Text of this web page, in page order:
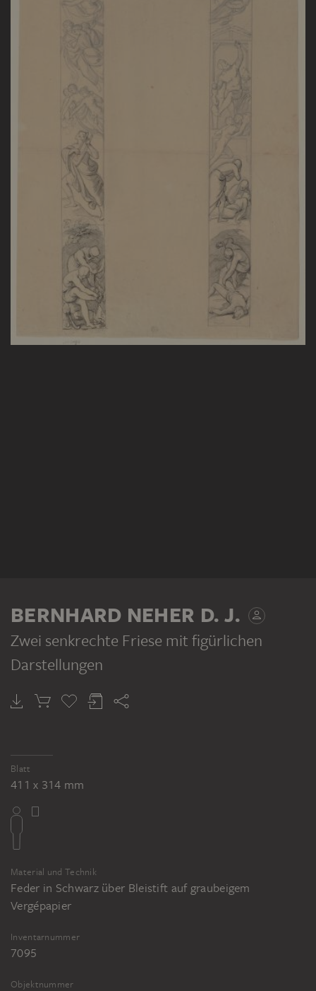
BERNHARD NEHER D. J.
Zwei senkrechte Friese mit figürlichen
Darstellungen
Blatt
411 x 314 mm
Material und Technik
Feder in Schwarz über Bleistift auf graubeigem
Vergépapier
Inventarnummer
7095
Objektnummer